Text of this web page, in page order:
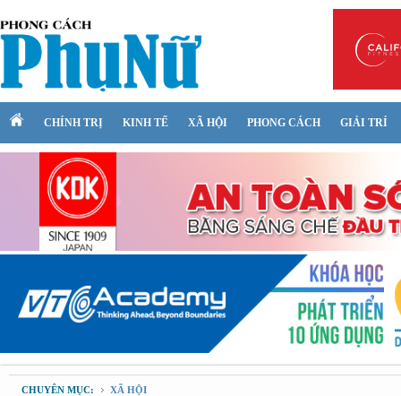
CHÍNH TRỊ KINH TẾ XÃ HỘI PHONG CÁCH GIẢI TRÍ
CHUYÊN MỤC: XÃ HỘI